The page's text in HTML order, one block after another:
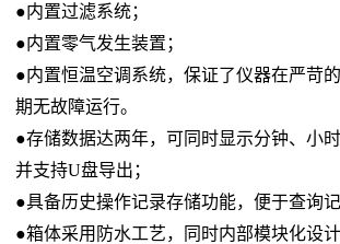
●内置过滤系统；
●内置零气发生装置；
●内置恒温空调系统，保证了仪器在严苛
期无故障运行。
●存储数据达两年，可同时显示分钟、小时
并支持U盘导出；
●具备历史操作记录存储功能，便于查询记
●箱体采用防水工艺，同时内部模块化设